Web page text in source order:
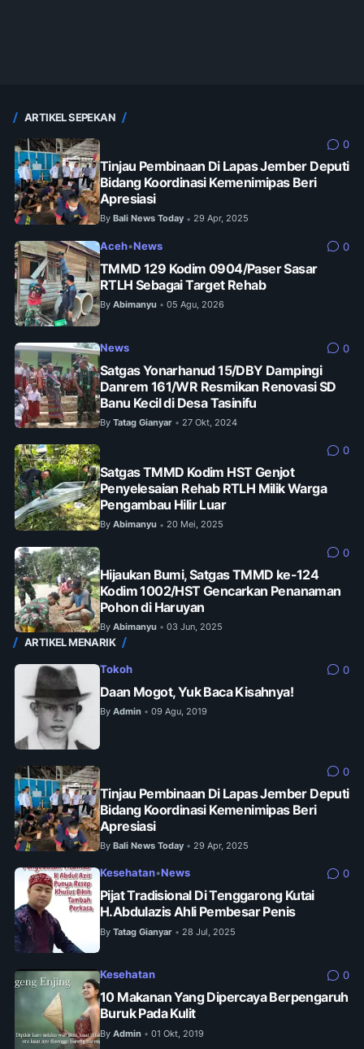
ARTIKEL SEPEKAN
0
Tinjau Pembinaan Di Lapas Jember Deputi
Bidang Koordinasi Kemenimipas Beri
Apresiasi
By Bali News Today • 29 Apr, 2025
Aceh•News 0
TMMD 129 Kodim 0904/Paser Sasar
RTLH Sebagai Target Rehab
By Abimanyu • 05 Agu, 2026
News 0
Satgas Yonarhanud 15/DBY Dampingi
Danrem 161/WR Resmikan Renovasi SD
Banu Kecil di Desa Tasinifu
By Tatag Gianyar • 27 Okt, 2024
0
Satgas TMMD Kodim HST Genjot
Penyelesaian Rehab RTLH Milik Warga
Pengambau Hilir Luar
By Abimanyu • 20 Mei, 2025
0
Hijaukan Bumi, Satgas TMMD ke-124
Kodim 1002/HST Gencarkan Penanaman
Pohon di Haruyan
By Abimanyu • 03 Jun, 2025
ARTIKEL MENARIK
Tokoh 0
Daan Mogot, Yuk Baca Kisahnya!
By Admin • 09 Agu, 2019
0
Tinjau Pembinaan Di Lapas Jember Deputi
Bidang Koordinasi Kemenimipas Beri
Apresiasi
By Bali News Today • 29 Apr, 2025
Kesehatan•News 0
Pijat Tradisional Di Tenggarong Kutai
H.Abdulazis Ahli Pembesar Penis
By Tatag Gianyar • 28 Jul, 2025
Kesehatan 0
10 Makanan Yang Dipercaya Berpengaruh
Buruk Pada Kulit
By Admin • 01 Okt, 2019